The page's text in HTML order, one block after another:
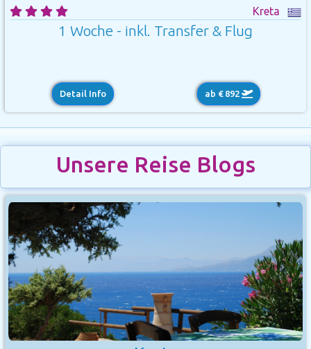
Kreta
1 Woche - inkl. Transfer & Flug
Detail Info ab € 892
Unsere Reise Blogs